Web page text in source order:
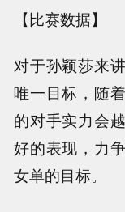
【比赛数据】
对于孙颖莎来
唯一目标，随
的对手实力会
好的表现，力
女单的目标。